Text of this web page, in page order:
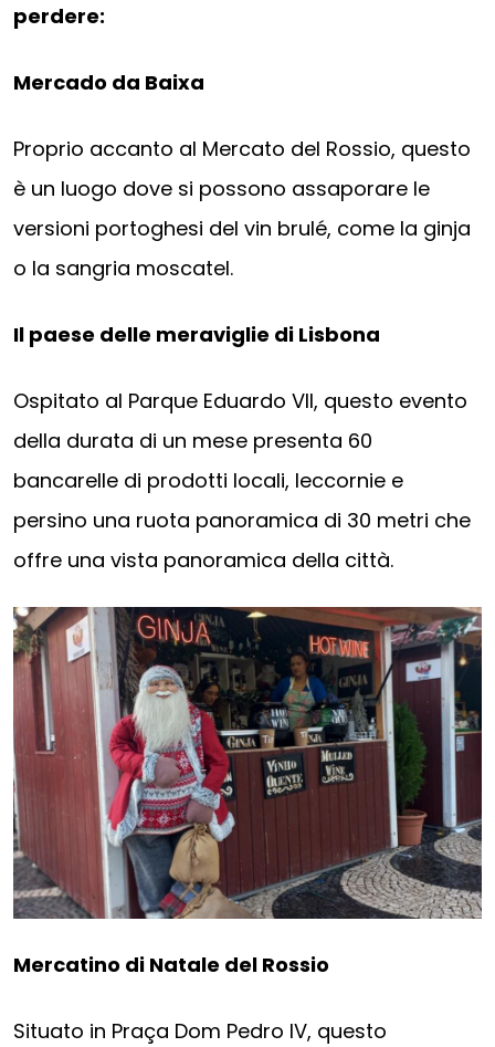
perdere:
Mercado da Baixa
Proprio accanto al Mercato del Rossio, questo
è un luogo dove si possono assaporare le
versioni portoghesi del vin brulé, come la ginja
o la sangria moscatel.
Il paese delle meraviglie di Lisbona
Ospitato al Parque Eduardo VII, questo evento
della durata di un mese presenta 60
bancarelle di prodotti locali, leccornie e
persino una ruota panoramica di 30 metri che
offre una vista panoramica della città.
Mercatino di Natale del Rossio
Situato in Praça Dom Pedro IV, questo